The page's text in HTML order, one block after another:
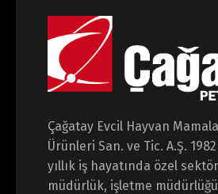
Çağatay Evcil Hayvan
Ürünleri San. ve Tic. A.Ş. 1982
yıllık iş hayatında özel
müdürlük, işletme
Türkçe